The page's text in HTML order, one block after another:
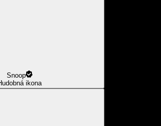
Snoop
ikona